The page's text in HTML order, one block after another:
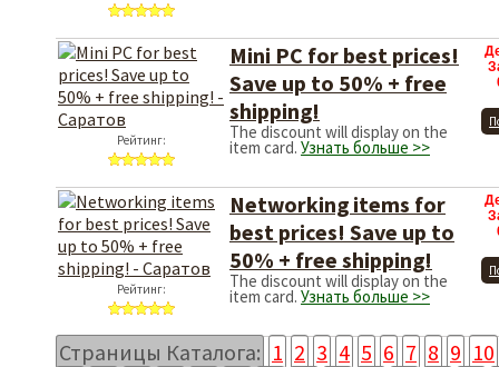
Рейтинг:
Mini PC for best prices!
Save up to 50% + free
shipping!
The discount will display on the
item card. Узнать больше >>
Рейтинг:
Networking items for
best prices! Save up to
50% + free shipping!
The discount will display on the
item card. Узнать больше >>
Страницы Каталога: 1 2 3 4 5 6 7 8 9 10